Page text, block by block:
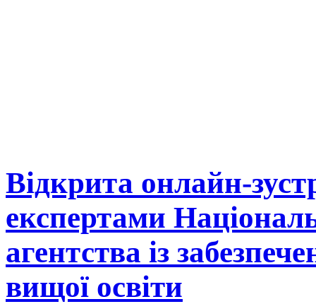
Відкрита онлайн-
експертами
агентства із
вищої освіти